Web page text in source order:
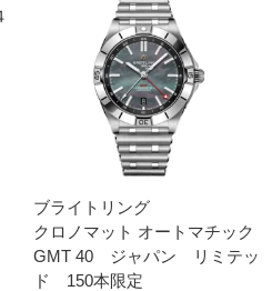
ブライトリング
クロノマット オートマチック
GMT 40 ジャパン リミテッ
ド 150本限定